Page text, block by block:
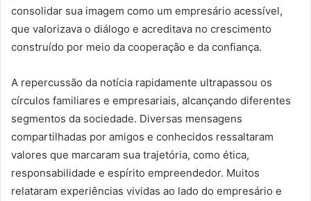
consolidar sua imagem como um empresário acessível,
que valorizava o diálogo e acreditava no crescimento
construído por meio da cooperação e da confiança.
A repercussão da notícia rapidamente ultrapassou os
círculos familiares e empresariais, alcançando diferentes
segmentos da sociedade. Diversas mensagens
compartilhadas por amigos e conhecidos ressaltaram
valores que marcaram sua trajetória, como ética,
responsabilidade e espírito empreendedor. Muitos
relataram experiências vividas ao lado do empresário e